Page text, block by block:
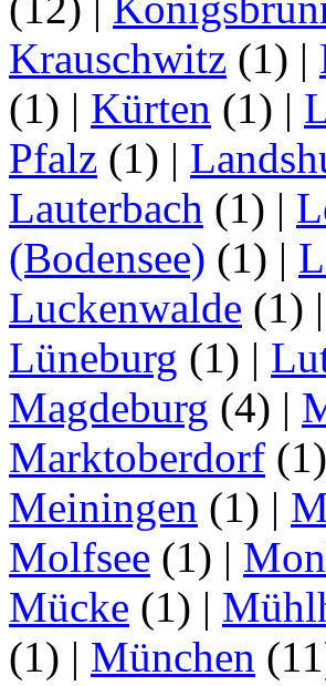
Krauschwitz (1) |
(1) | Kürten (1) |
Pfalz (1) |
Lauterbach (1) |
(Bodensee) (1) |
Luckenwalde (1) |
Lüneburg (1) |
Magdeburg (4) |
Marktoberdorf (1)
Meiningen (1) |
Molfsee (1) |
Mücke (1) |
(1) | München